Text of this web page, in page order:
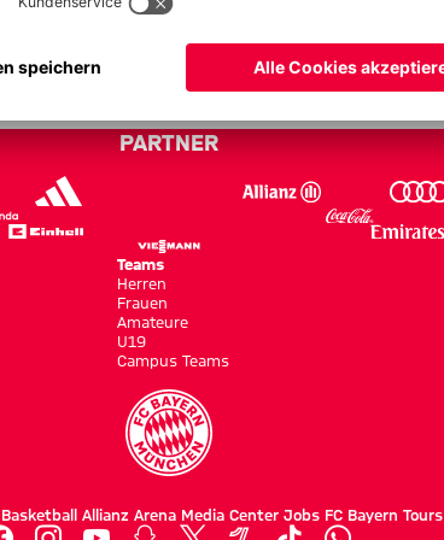
Bundesliga 10/11
PARTNER
Teams
Herren
Frauen
Amateure
U19
Campus Teams
Basketball Allianz Arena Media Center Jobs FC Bayern Tours